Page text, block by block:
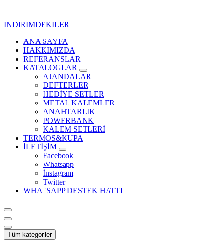
İNDİRİMDEKİLER
Kurumsal Promosyon-Hediyelik
ANA SAYFA
HAKKIMIZDA
REFERANSLAR
KATALOGLAR
AJANDALAR
DEFTERLER
HEDİYE SETLER
METAL KALEMLER
ANAHTARLIK
POWERBANK
KALEM SETLERİ
TERMOS&KUPA
İLETİŞİM
Facebook
Whatsapp
İnstagram
Twitter
WHATSAPP DESTEK HATTI
Tüm kategoriler